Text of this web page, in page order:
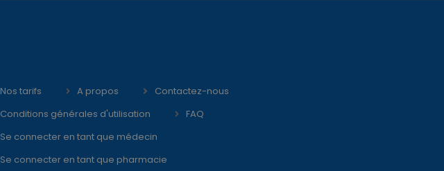
Nos tarifs A propos
Contactez-nous
Conditions générales d'utilisation
FAQ
Se connecter en tant que médecin
Se connecter en tant que pharmacie